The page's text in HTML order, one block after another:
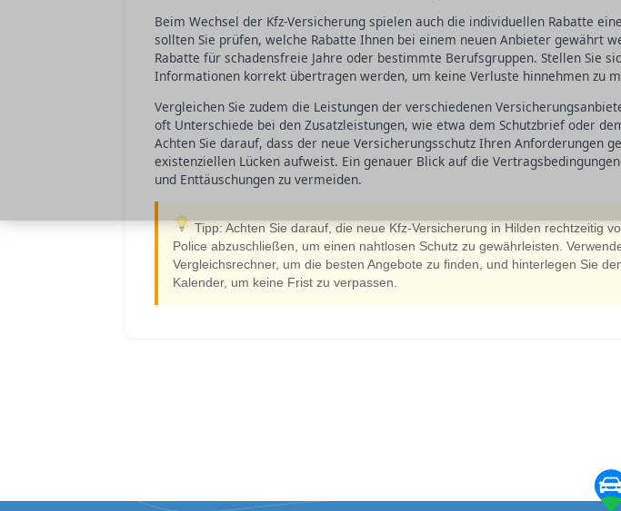
Beim Wechsel der Kfz-Versicherung spielen auch die individuellen Rabatte
sollten Sie prüfen, welche Rabatte Ihnen bei einem neuen Anbieter gewährt
Rabatte für schadensfreie Jahre oder bestimmte Berufsgruppen. Stellen Sie
Informationen korrekt übertragen werden, um keine Verluste hinnehmen zu
Vergleichen Sie zudem die Leistungen der verschiedenen
oft Unterschiede bei den Zusatzleistungen, wie etwa dem Schutzbrief oder
Achten Sie darauf, dass der neue Versicherungsschutz Ihren Anforderungen
existenziellen Lücken aufweist. Ein genauer Blick auf die
und Enttäuschungen zu vermeiden.
Tipp: Achten Sie darauf, die neue Kfz-Versicherung in Hilden rechtzeitig
Police abzuschließen, um einen nahtlosen Schutz zu gewährleisten.
Vergleichsrechner, um die besten Angebote zu finden, und hinterlegen Sie
Kalender, um keine Frist zu verpassen.